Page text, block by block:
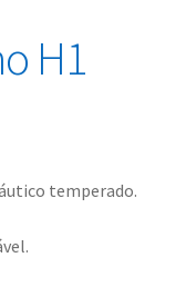
H1
temperado.